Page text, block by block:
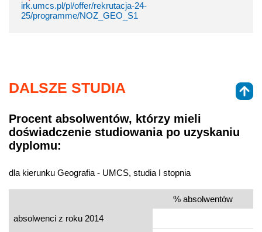
irk.umcs.pl/pl/offer/rekrutacja-24-
25/programme/NOZ_GEO_S1
DALSZE STUDIA
Procent absolwentów, którzy mieli
doświadczenie studiowania po uzyskaniu
dyplomu:
dla kierunku Geografia - UMCS, studia I stopnia
% absolwentów
absolwenci z roku 2014